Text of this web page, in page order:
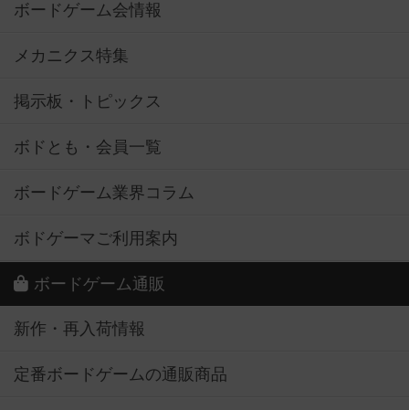
ボードゲーム会情報
メカニクス特集
掲示板・トピックス
ボドとも・会員一覧
ボードゲーム業界コラム
ボドゲーマご利用案内
ボードゲーム通販
新作・再入荷情報
定番ボードゲームの通販商品